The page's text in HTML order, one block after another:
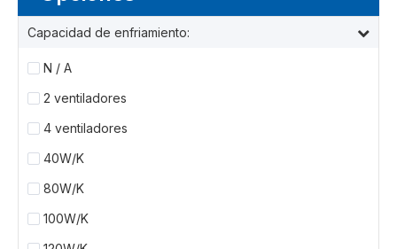
Capacidad de enfriamiento:
N / A
2 ventiladores
4 ventiladores
40W/K
80W/K
100W/K